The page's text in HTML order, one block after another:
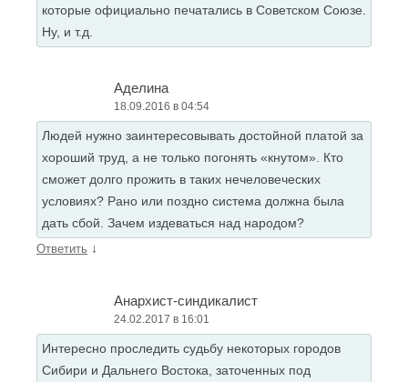
которые официально печатались в Советском Союзе.
Ну, и т.д.
Аделина
18.09.2016 в 04:54
Людей нужно заинтересовывать достойной платой за
хороший труд, а не только погонять «кнутом». Кто
сможет долго прожить в таких нечеловеческих
условиях? Рано или поздно система должна была
дать сбой. Зачем издеваться над народом?
Ответить ↓
Анархист-синдикалист
24.02.2017 в 16:01
Интересно проследить судьбу некоторых городов
Сибири и Дальнего Востока, заточенных под